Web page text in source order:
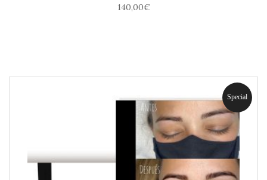
140,00€
Special